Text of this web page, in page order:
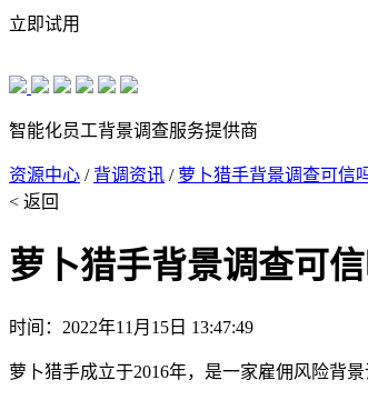
立即试用
智能化员工背景调查服务提供商
资源中心 / 背调资讯 / 萝卜猎手背景调查可信
< 返回
萝卜猎手背景调查可
时间：2022年11月15日 13:47:49
萝卜猎手成立于2016年，是一家雇佣风险背